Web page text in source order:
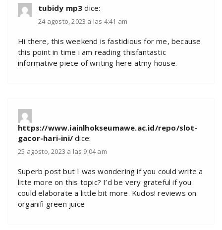
tubidy mp3 dice:
24 agosto, 2023 a las 4:41 am
Hi there, this weekend is fastidious for me, because
this point in time i am reading thisfantastic
informative piece of writing here atmy house.
https://www.iainlhokseumawe.ac.id/repo/slot-
gacor-hari-ini/ dice:
25 agosto, 2023 a las 9:04 am
Superb post but I was wondering if you could write a
litte more on this topic? I’d be very grateful if you
could elaborate a little bit more. Kudos! reviews on
organifi green juice